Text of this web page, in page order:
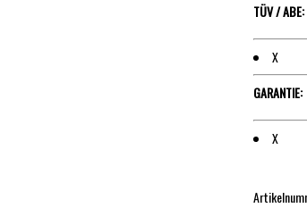
TÜV / ABE:
X
GARANTIE:
X